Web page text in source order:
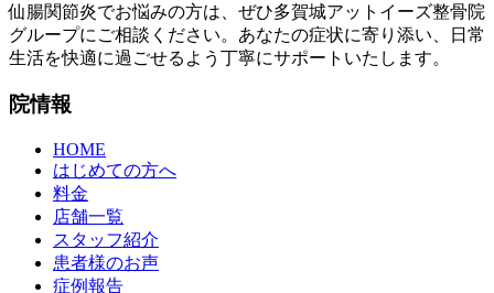
仙腸関節炎でお悩みの方は、ぜひ多賀城アットイーズ整骨院
グループにご相談ください。あなたの症状に寄り添い、日常
生活を快適に過ごせるよう丁寧にサポートいたします。
院情報
HOME
はじめての方へ
料金
店舗一覧
スタッフ紹介
患者様のお声
症例報告